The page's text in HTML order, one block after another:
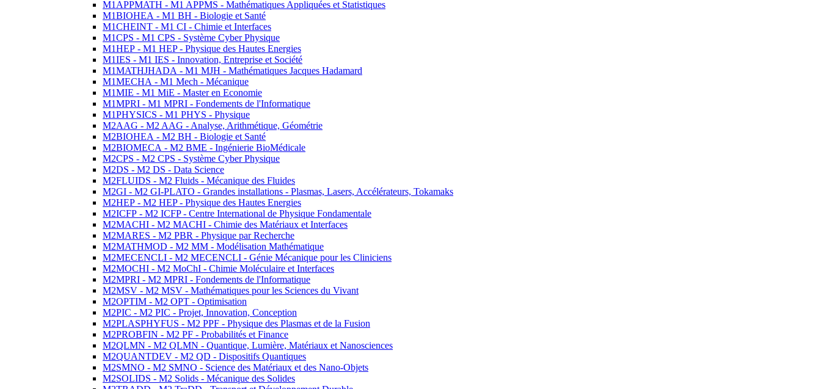
M1APPMATH - M1 APPMS - Mathématiques Appliquées et Statistiques
M1BIOHEA - M1 BH - Biologie et Santé
M1CHEINT - M1 CI - Chimie et Interfaces
M1CPS - M1 CPS - Système Cyber Physique
M1HEP - M1 HEP - Physique des Hautes Energies
M1IES - M1 IES - Innovation, Entreprise et Société
M1MATHJHADA - M1 MJH - Mathématiques Jacques Hadamard
M1MECHA - M1 Mech - Mécanique
M1MIE - M1 MiE - Master en Economie
M1MPRI - M1 MPRI - Fondements de l'Informatique
M1PHYSICS - M1 PHYS - Physique
M2AAG - M2 AAG - Analyse, Arithmétique, Géométrie
M2BIOHEA - M2 BH - Biologie et Santé
M2BIOMECA - M2 BME - Ingénierie BioMédicale
M2CPS - M2 CPS - Système Cyber Physique
M2DS - M2 DS - Data Science
M2FLUIDS - M2 Fluids - Mécanique des Fluides
M2GI - M2 GI-PLATO - Grandes installations - Plasmas, Lasers, Accélérateurs, Tokamaks
M2HEP - M2 HEP - Physique des Hautes Energies
M2ICFP - M2 ICFP - Centre International de Physique Fondamentale
M2MACHI - M2 MACHI - Chimie des Matériaux et Interfaces
M2MARES - M2 PBR - Physique par Recherche
M2MATHMOD - M2 MM - Modélisation Mathématique
M2MECENCLI - M2 MECENCLI - Génie Mécanique pour les Cliniciens
M2MOCHI - M2 MoChI - Chimie Moléculaire et Interfaces
M2MPRI - M2 MPRI - Fondements de l'Informatique
M2MSV - M2 MSV - Mathématiques pour les Sciences du Vivant
M2OPTIM - M2 OPT - Optimisation
M2PIC - M2 PIC - Projet, Innovation, Conception
M2PLASPHYFUS - M2 PPF - Physique des Plasmas et de la Fusion
M2PROBFIN - M2 PF - Probabilités et Finance
M2QLMN - M2 QLMN - Quantique, Lumière, Matériaux et Nanosciences
M2QUANTDEV - M2 QD - Dispositifs Quantiques
M2SMNO - M2 SMNO - Science des Matériaux et des Nano-Objets
M2SOLIDS - M2 Solids - Mécanique des Solides